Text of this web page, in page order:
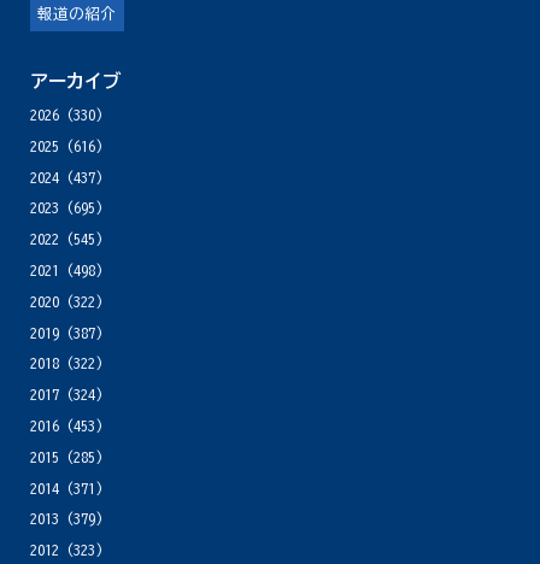
報道の紹介
アーカイブ
2026(330)
2025 (616)
2024(437)
2023 (695)
2022 (545)
2021
(498)
2020(322)
2019(387)
2018(322)
2017(324)
2016(453)
2015 (285)
2014(371)
2013 (379)
2012 (323)